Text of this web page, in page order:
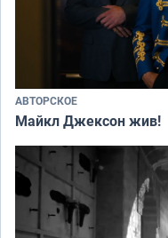
АВТОРСКОЕ
Майкл Джексон жив!